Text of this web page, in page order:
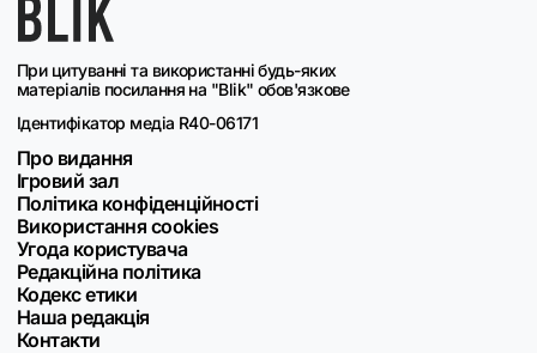
При цитуванні та використанні будь-яких
матеріалів посилання на "Blik" обов'язкове
Ідентифікатор медіа R40-06171
Про видання
Ігровий зал
Політика конфіденційності
Використання cookies
Угода користувача
Редакційна політика
Кодекс етики
Наша редакція
Контакти